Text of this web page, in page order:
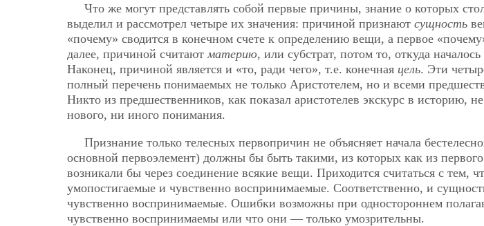
Что же могут представлять собой первые причины, знание о которых
выделил и рассмотрел четыре их значения: причиной признают сущность
«почему» сводится в конечном счете к определению вещи, а первое
далее, причиной считают материю, или субстрат, потом то, откуда
Наконец, причиной является и «то, ради чего», т.е. конечная цель. Эти
полный перечень понимаемых не только Аристотелем, но и всеми
Никто из предшественников, как показал аристотелев экскурс в историю,
нового, ни иного понимания.
Признание только телесных первопричин не объясняет начала
основной первоэлемент) должны бы быть такими, из которых как из
возникали бы через соединение всякие вещи. Приходится считаться с тем,
умопостигаемые и чувственно воспринимаемые. Соответственно, и
чувственно воспринимаемые. Ошибки возможны при одностороннем
чувственно воспринимаемы или что они — только умозрительны.